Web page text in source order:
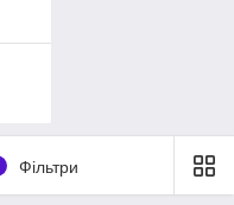
Фільтри